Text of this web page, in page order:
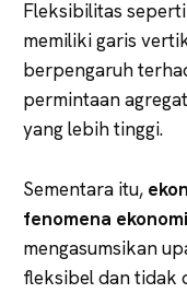
Fleksibilitas
memiliki garis
berpengaruh
permintaan
yang lebih tinggi.
Sementara itu,
fenomena
mengasumsikan
fleksibel dan tidak